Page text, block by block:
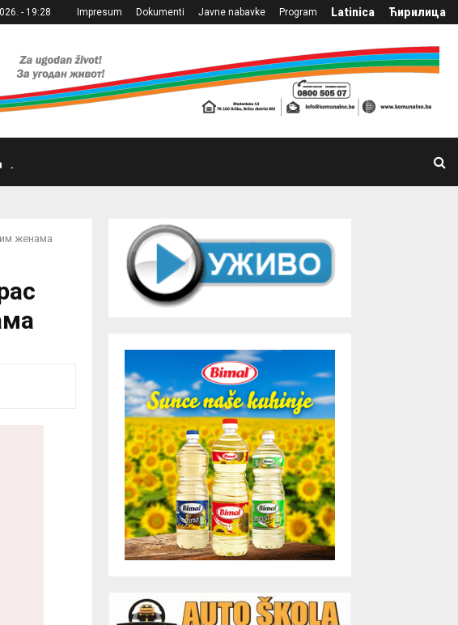
- 19:28 Impresum Dokumenti Javne nabavke Program Latinica Ћирилица
женама